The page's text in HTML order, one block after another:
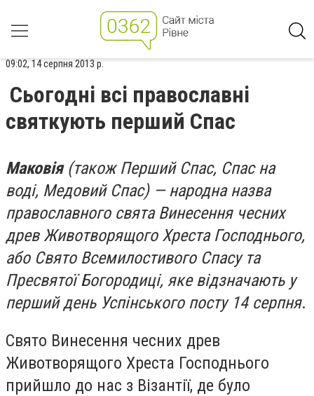
09:02, 14 серпня 2013 р.
Сьогодні всі православні
святкують перший Спас
Маковія(також Перший Спас, Спас на
воді, Медовий Спас) — народна назва
православного свята Винесення чесних
древ Животворящого Хреста Господнього,
або Свято Всемилостивого Спасу та
Пресвятої Богородиці, яке відзначають у
перший день Успінського посту 14 серпня.
Свято Винесення чесних древ
Животворящого Хреста Господнього
прийшло до нас з Візантії, де було